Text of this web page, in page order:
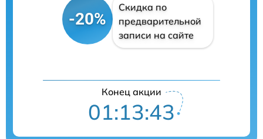
-20%
Скидка по
предварительной
записи на сайте
Конец акции
01:13:42